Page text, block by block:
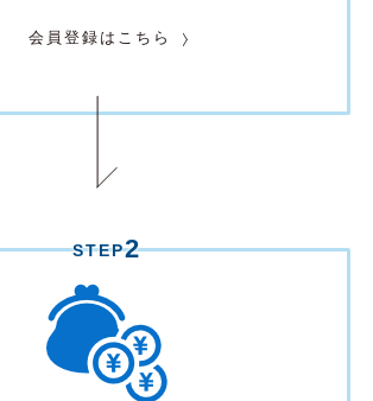
会員登録はこちら
STEP2